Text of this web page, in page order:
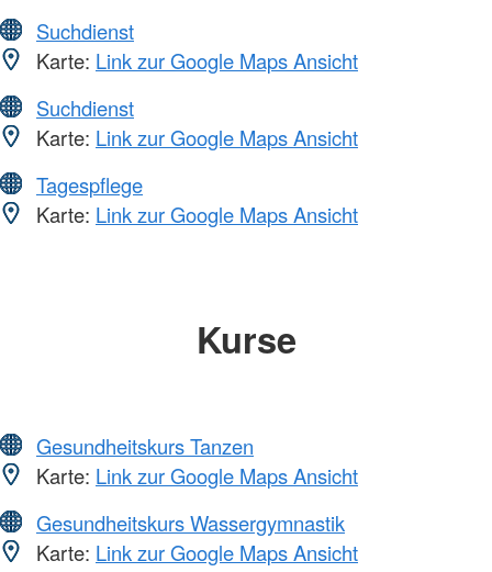
Suchdienst
Karte: Link zur Google Maps Ansicht
Suchdienst
Karte: Link zur Google Maps Ansicht
Tagespflege
Karte: Link zur Google Maps Ansicht
Kurse
Gesundheitskurs Tanzen
Karte: Link zur Google Maps Ansicht
Gesundheitskurs Wassergymnastik
Karte: Link zur Google Maps Ansicht